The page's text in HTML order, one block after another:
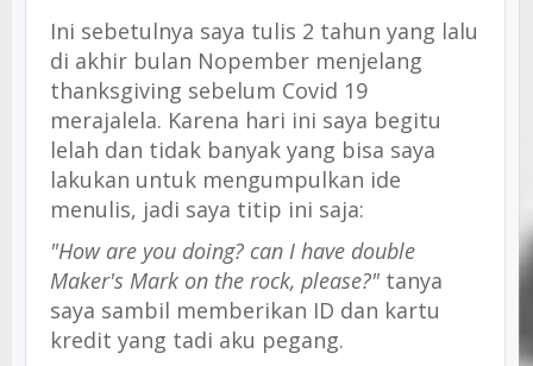
Ini sebetulnya saya tulis 2 tahun yang lalu
di akhir bulan Nopember menjelang
thanksgiving sebelum Covid 19
merajalela. Karena hari ini saya begitu
lelah dan tidak banyak yang bisa saya
lakukan untuk mengumpulkan ide
menulis, jadi saya titip ini saja:
"How are you doing? can I have double
Maker's Mark on the rock, please?" tanya
saya sambil memberikan ID dan kartu
kredit yang tadi aku pegang.